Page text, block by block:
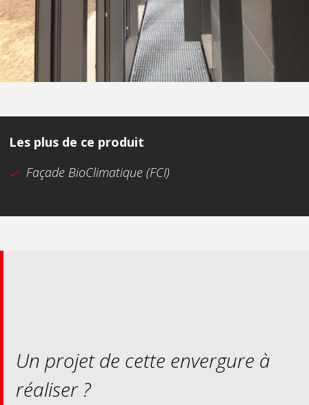
Les plus de ce produit
Façade BioClimatique (FCI)
Un projet de cette envergure à
réaliser ?